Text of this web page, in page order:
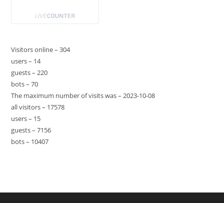
Visitors online – 304
users – 14
guests – 220
bots – 70
The maximum number of visits was – 2023-10-08
all visitors – 17578
users – 15
guests – 7156
bots – 10407